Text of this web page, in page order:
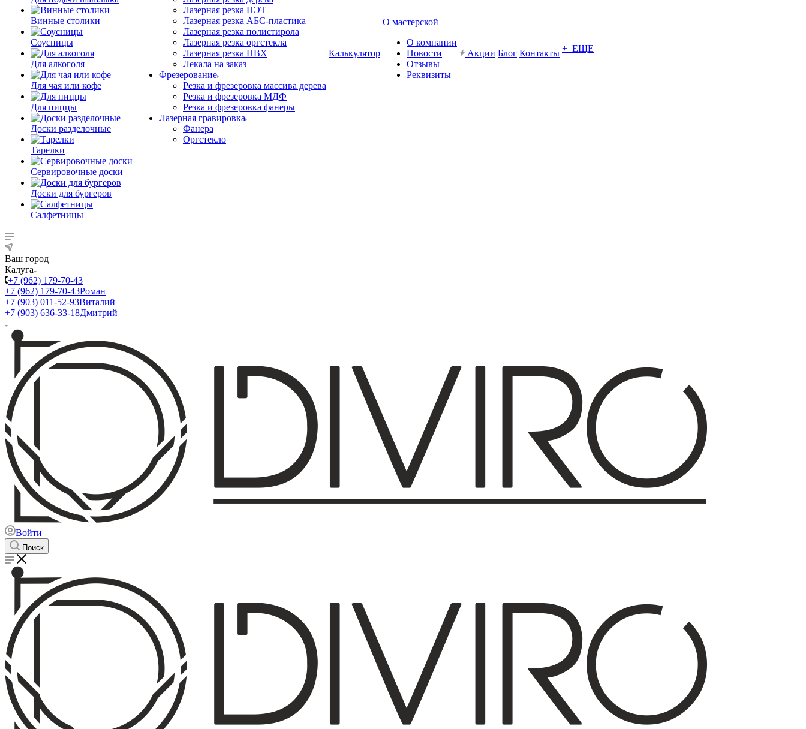
Винные столики
Соусницы
Для алкоголя
Для чая или кофе
Для пиццы
Доски разделочные
Тарелки
Сервировочные доски
Доски для бургеров
Салфетницы
Лазерная резка ПЭТ
Лазерная резка АБС-пластика
Лазерная резка полистирола
Лазерная резка оргстекла
Лазерная резка ПВХ
Лекала на заказ
Фрезерование
Резка и фрезеровка массива дерева
Резка и фрезеровка МДФ
Резка и фрезеровка фанеры
Лазерная гравировка
Фанера
Орг­стек­ло
Калькулятор
О мастерской
О компании
Новости
Отзывы
Реквизиты
Акции Блог Контакты + ЕЩЕ
Ваш город
Калуга
+7 (962) 179-70-43
+7 (962) 179-70-43Роман
+7 (903) 011-52-93Виталий
+7 (903) 636-33-18Дмитрий
Войти
Поиск